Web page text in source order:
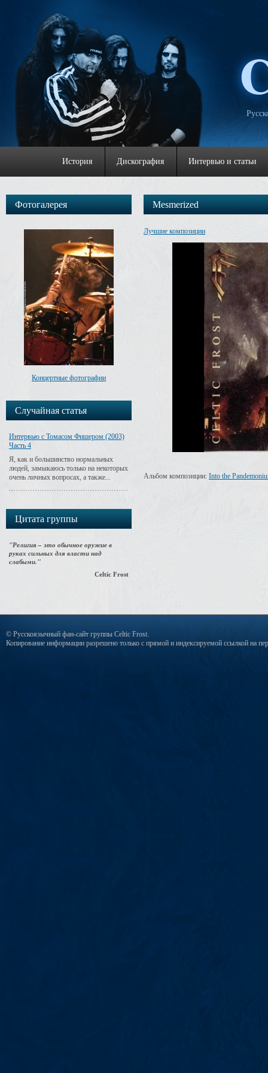
История Дискография Интервью и статьи
Фотогалерея
Концертные фотографии
Случайная статья
Интервью с Томасом Фишером (2003)
Часть 4
Я, как и большинство нормальных
людей, замыкаюсь только на некоторых
очень личных вопросах, а также...
Цитата группы
"Религия – это обычное оружие в
руках сильных для власти над
слабыми."
Celtic Frost
Mesmerized
Лучшие композиции
Альбом композиции: Into the
© Русскоязычный фан-сайт группы Celtic Frost.
Копирование информации разрешено только с прямой и индексируемой ссылкой на